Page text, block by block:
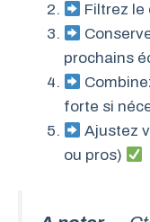
Filtrez le
prochains
forte si
Ajustez
ou pros)